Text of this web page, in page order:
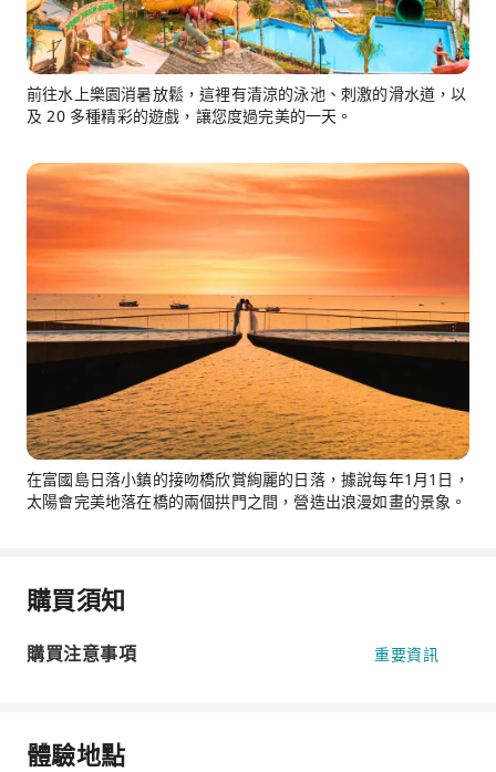
前往水上樂園消暑放鬆，這裡有清涼的泳池、刺激的滑水道，以
及 20 多種精彩的遊戲，讓您度過完美的一天。
在富國島日落小鎮的接吻橋欣賞絢麗的日落，據說每年1月1日，
太陽會完美地落在橋的兩個拱門之間，營造出浪漫如畫的景象。
購買須知
購買注意事項 重要資訊
體驗地點